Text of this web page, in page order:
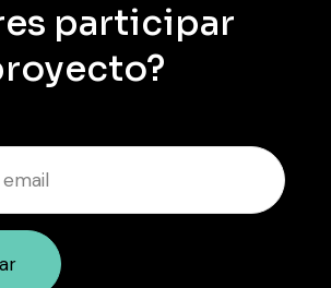
participar